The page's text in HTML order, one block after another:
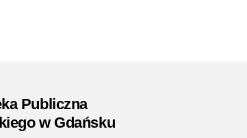
Publiczna
w Gdańsku